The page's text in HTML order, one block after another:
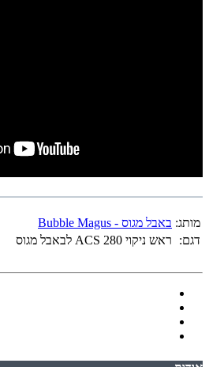
מותג: באבל מגוס - Bubble Magus
דגם:
ראש ניקוי ACS 280 לבאבל מגוס